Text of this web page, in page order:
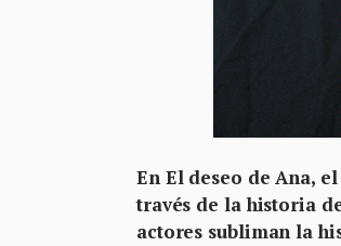
En El deseo de Ana,
través de la historia
actores subliman la